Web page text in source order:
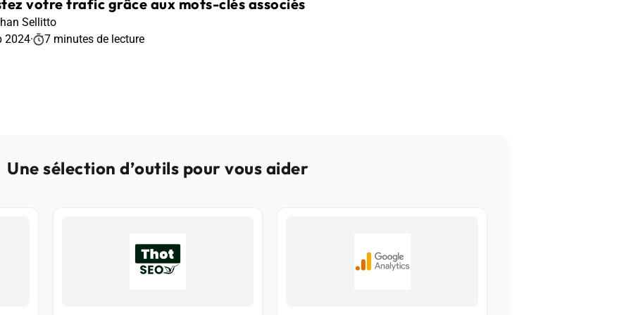
votre trafic grâce aux mots-clés associés
Sellitto
2024· 7 minutes de lecture
Une sélection d’outils pour vous aider